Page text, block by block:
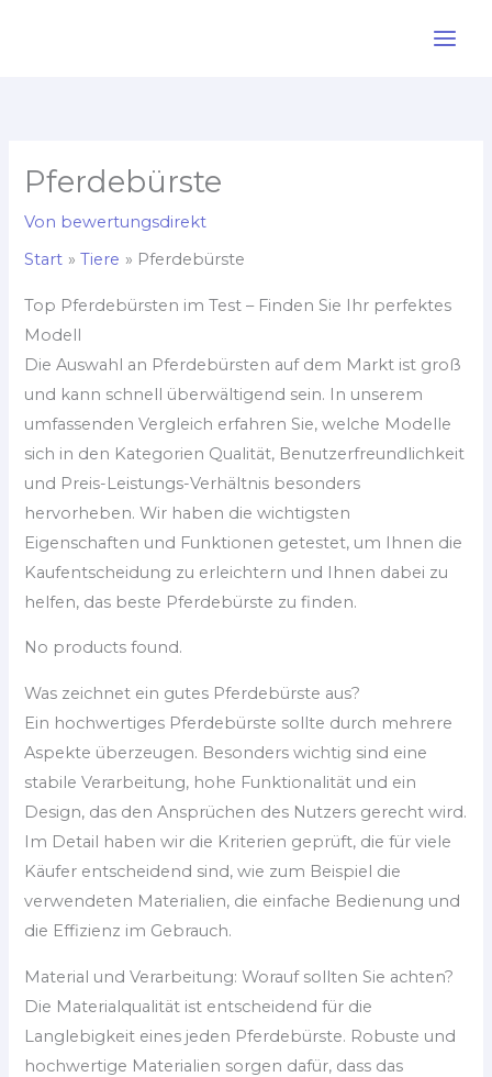
Pferdebürste
Von bewertungsdirekt
Start
Tiere Pferdebürste
Top Pferdebürsten im Test – Finden Sie Ihr perfektes
Modell
Die Auswahl an Pferdebürsten auf dem Markt ist groß
und kann schnell überwältigend sein. In unserem
umfassenden Vergleich erfahren Sie, welche Modelle
sich in den Kategorien Qualität, Benutzerfreundlichkeit
und Preis-Leistungs-Verhältnis besonders
hervorheben. Wir haben die wichtigsten
Eigenschaften und Funktionen getestet, um Ihnen die
Kaufentscheidung zu erleichtern und Ihnen dabei zu
helfen, das beste Pferdebürste zu finden.
No products found.
Was zeichnet ein gutes Pferdebürste aus?
Ein hochwertiges Pferdebürste sollte durch mehrere
Aspekte überzeugen. Besonders wichtig sind eine
stabile Verarbeitung, hohe Funktionalität und ein
Design, das den Ansprüchen des Nutzers gerecht wird.
Im Detail haben wir die Kriterien geprüft, die für viele
Käufer entscheidend sind, wie zum Beispiel die
verwendeten Materialien, die einfache Bedienung und
die Effizienz im Gebrauch.
Material und Verarbeitung: Worauf sollten Sie achten?
Die Materialqualität ist entscheidend für die
Langlebigkeit eines jeden Pferdebürste. Robuste und
hochwertige Materialien sorgen dafür, dass das